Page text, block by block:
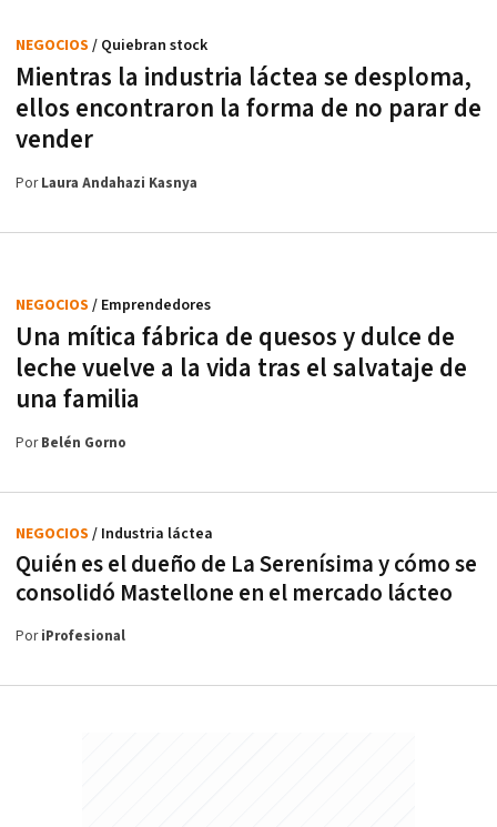
Mientras la industria láctea se desploma,
ellos encontraron la forma de no parar de
vender
NEGOCIOS / Quiebran stock
PorLaura Andahazi Kasnya
Una mítica fábrica de quesos y dulce de
leche vuelve a la vida tras el salvataje de
una familia
NEGOCIOS / Emprendedores
PorBelén Gorno
Quién es el dueño de La Serenísima y cómo se
consolidó Mastellone en el mercado lácteo
NEGOCIOS / Industria láctea
PoriProfesional